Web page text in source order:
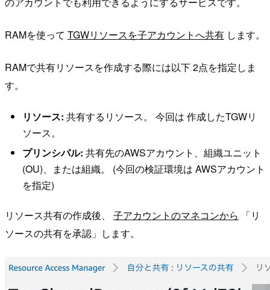
RAMを使って TGWリソースを子アカウントへ共有 します。
RAMで共有リソースを作成する際には以下 2点を指定しま
す。
リソース: 共有するリソース。 今回は 作成したTGWリ
ソース。
プリンシパル: 共有先のAWSアカウント、組織ユニット
(OU)、または組織。 (今回の検証環境は AWSアカウント
を指定)
リソース共有の作成後、 子アカウントのマネコンから 「リ
ソースの共有を承認」します。